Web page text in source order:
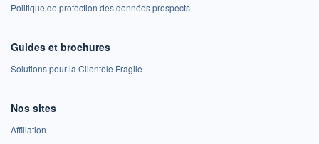
Politique de protection des données prospects
Guides et brochures
Solutions pour la Clientèle Fragile
Nos sites
Affiliation